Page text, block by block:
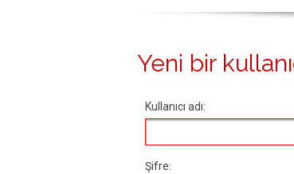
Yeni bir
Kullanıcı adı:
Şifre: